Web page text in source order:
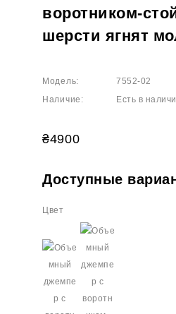
воротником-
шерсти ягнят
Модель:
7552-02
Наличие:
Есть в
₴4900
Доступные
Цвет